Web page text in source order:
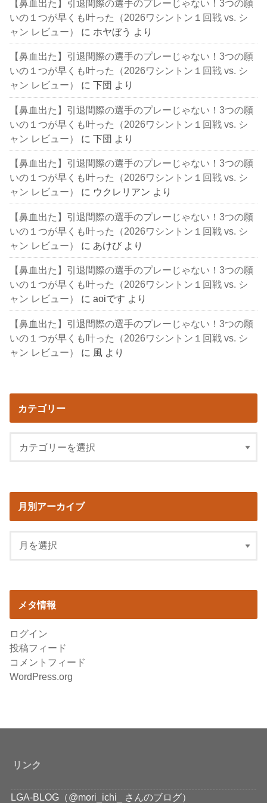
【鼻血出た】引退間際の選手のプレーじゃない！3つの願
いの１つが早くも叶った（2026ワシントン１回戦 vs. シ
ャン レビュー）
に ホヤぼう より
【鼻血出た】引退間際の選手のプレーじゃない！3つの願
いの１つが早くも叶った（2026ワシントン１回戦 vs. シ
ャン レビュー）
に下団 より
【鼻血出た】引退間際の選手のプレーじゃない！3つの願
いの１つが早くも叶った（2026ワシントン１回戦 vs. シ
ャン レビュー）
に下団 より
【鼻血出た】引退間際の選手のプレーじゃない！3つの願
いの１つが早くも叶った（2026ワシントン１回戦 vs. シ
ャン レビュー）
に ウクレリアン より
【鼻血出た】引退間際の選手のプレーじゃない！3つの願
いの１つが早くも叶った（2026ワシントン１回戦 vs. シ
ャン レビュー）
に あけび より
【鼻血出た】引退間際の選手のプレーじゃない！3つの願
いの１つが早くも叶った（2026ワシントン１回戦 vs. シ
ャン レビュー）
にaoiです より
【鼻血出た】引退間際の選手のプレーじゃない！3つの願
いの１つが早くも叶った（2026ワシントン１回戦 vs. シ
ャン レビュー）
に 風 より
カテゴリー
月別アーカイブ
メタ情報
ログイン
投稿フィード
コメントフィード
WordPress.org
リンク
LGA-BLOG（@mori_ichi_ さんのブログ）